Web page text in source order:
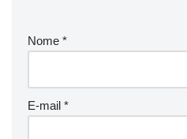
Nome *
E-mail *